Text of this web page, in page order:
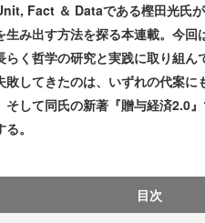
Fact ＆ Dataである樫田光氏
み出す方法を探る本連載。今
く哲学の研究と実践に取り組
してきたのは、いずれの代案に
そして同氏の新著『贈与経済2.0
。
目次